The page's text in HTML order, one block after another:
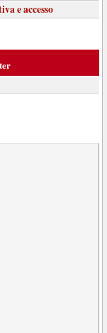
e accesso